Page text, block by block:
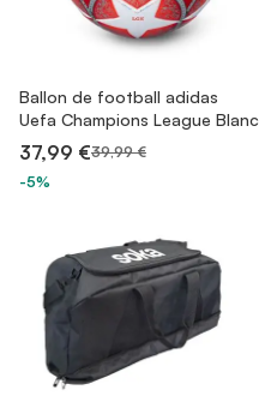
Ballon de football adidas
Uefa Champions League Blanc
37,99 €39,99 €
-5%